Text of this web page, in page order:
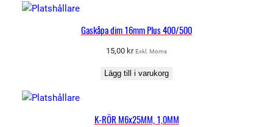
Gaskåpa dim 16mm Plus 400/500
15,00 kr Exkl. Moms
Lägg till i varukorg
K-RÖR M6x25MM, 1,0MM